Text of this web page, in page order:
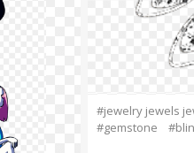
#jewelry jewels
#gemstone